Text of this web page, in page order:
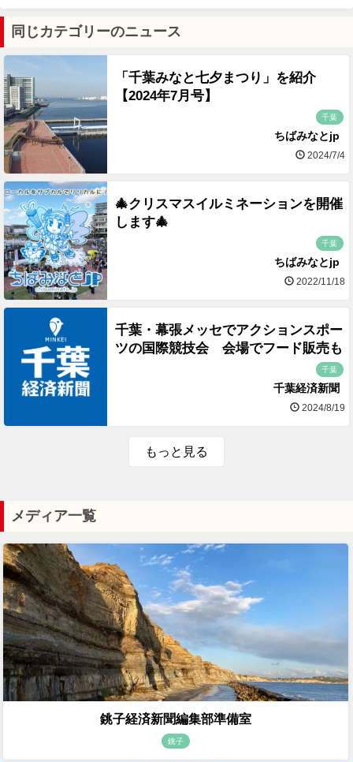
同じカテゴリーのニュース
「千葉みなと七夕まつり」を紹介
【2024年7月号】
千葉
ちばみなとjp
2024/7/4
🎄クリスマスイルミネーションを開催
します🎄
千葉
ちばみなとjp
2022/11/18
千葉・幕張メッセでアクションスポー
ツの国際競技会 会場でフード販売も
千葉
千葉経済新聞
2024/8/19
もっと見る
メディア一覧
銚子経済新聞編集部準備室
銚子